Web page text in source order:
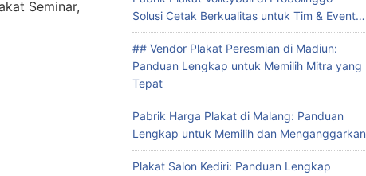
Seminar,
Solusi Cetak Berkualitas untuk Tim & Event…
## Vendor Plakat Peresmian di Madiun:
Panduan Lengkap untuk Memilih Mitra yang
Tepat
Pabrik Harga Plakat di Malang: Panduan
Lengkap untuk Memilih dan Menganggarkan
Plakat Salon Kediri: Panduan Lengkap